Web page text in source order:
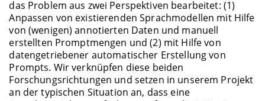
das Problem aus zwei Perspektiven bearbeitet: (1)
Anpassen von existierenden Sprachmodellen mit Hilfe
von (wenigen) annotierten Daten und manuell
erstellten Promptmengen und (2) mit Hilfe von
datengetriebener automatischer Erstellung von
Prompts. Wir verknüpfen diese beiden
Forschungsrichtungen und setzen in unserem Projekt
an der typischen Situation an, dass eine